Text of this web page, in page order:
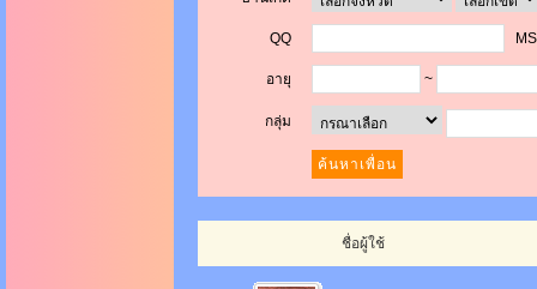
QQ
อายุ ~
กลุ่ม
ชื่อผู้ใช้